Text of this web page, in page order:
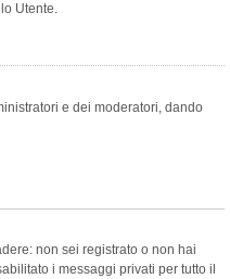
Utente.
e dei moderatori, dando
non sei registrato o non hai
i messaggi privati per tutto il